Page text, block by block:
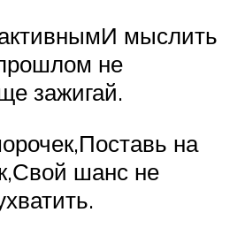
мыслить
не
зажигай.
на
шанс не